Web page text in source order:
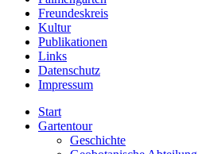
Freundeskreis
Kultur
Publikationen
Links
Datenschutz
Impressum
Start
Gartentour
Geschichte